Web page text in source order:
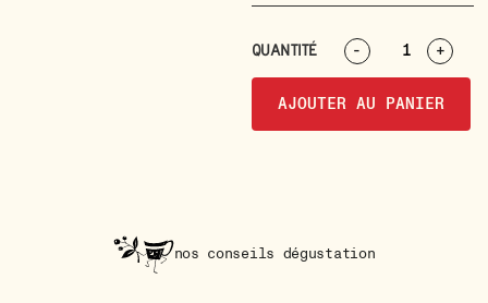
QUANTITÉ - +
AJOUTER AU PANIER
nos conseils dégustation